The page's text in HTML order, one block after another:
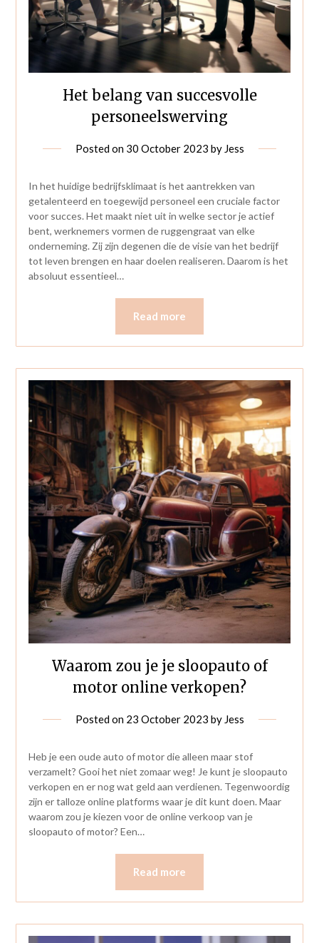
Het belang van succesvolle
personeelswerving
Posted on 30 October 2023 by Jess
In het huidige bedrijfsklimaat is het aantrekken van
getalenteerd en toegewijd personeel een cruciale factor
voor succes. Het maakt niet uit in welke sector je actief
bent, werknemers vormen de ruggengraat van elke
onderneming. Zij zijn degenen die de visie van het bedrijf
tot leven brengen en haar doelen realiseren. Daarom is het
absoluut essentieel…
Read more
Waarom zou je je sloopauto of
motor online verkopen?
Posted on 23 October 2023 by Jess
Heb je een oude auto of motor die alleen maar stof
verzamelt? Gooi het niet zomaar weg! Je kunt je sloopauto
verkopen en er nog wat geld aan verdienen. Tegenwoordig
zijn er talloze online platforms waar je dit kunt doen. Maar
waarom zou je kiezen voor de online verkoop van je
sloopauto of motor? Een…
Read more